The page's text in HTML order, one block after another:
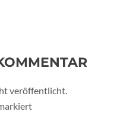
veröffentlicht.